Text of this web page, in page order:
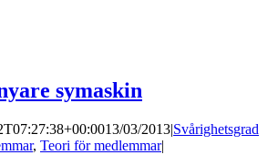
symaskin
13/03/2013|Svårighetsgrad
, Teori för medlemmar|